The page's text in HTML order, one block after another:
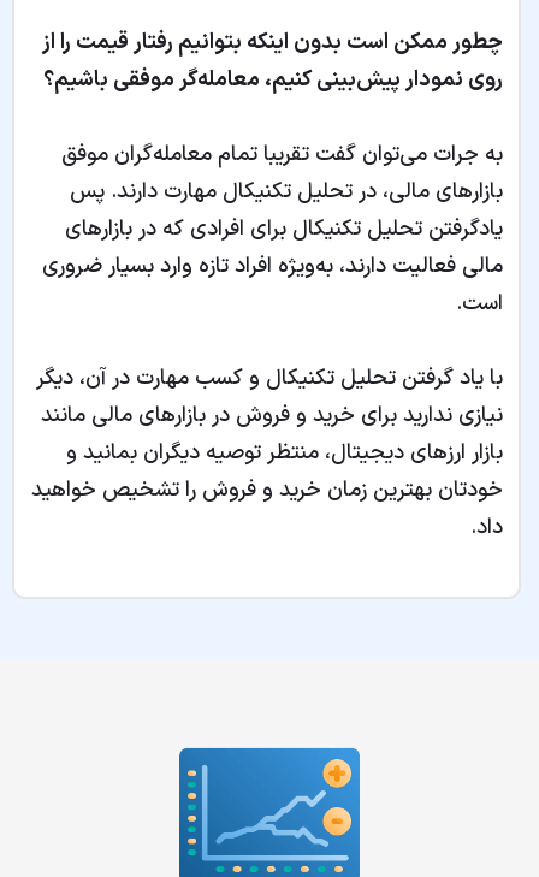
چطور ممکن است بدون اینکه بتوانیم رفتار قیمت را از
روی نمودار پیش‌بینی کنیم، معامله‌گر موفقی باشیم؟
به جرات می‌توان گفت تقریبا تمام معامله‌‌گران موفق
بازارهای مالی، در تحلیل تکنیکال مهارت دارند. پس
یادگرفتن تحلیل تکنیکال برای افرادی که در بازارهای
مالی فعالیت دارند، به‌ویژه افراد تازه وارد بسیار ضروری
است.
با یاد گرفتن تحلیل تکنیکال و کسب مهارت در آن، دیگر
نیازی ندارید برای خرید و فروش در بازارهای مالی مانند
بازار ارزهای دیجیتال، منتظر توصیه دیگران بمانید و
خودتان بهترین زمان خرید و فروش را تشخیص خواهید
داد.